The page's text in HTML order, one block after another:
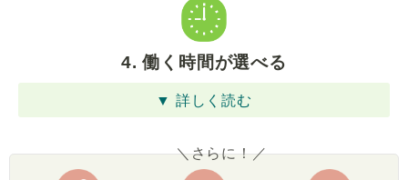
4. 働く時間が選べる
▼ 詳しく読む
＼さらに！／